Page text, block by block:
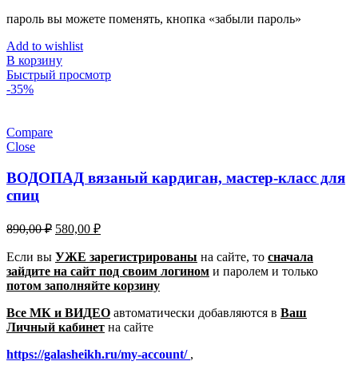
пароль вы можете поменять, кнопка «забыли пароль»
Add to wishlist
В корзину
Быстрый просмотр
-35%
Compare
Close
ВОДОПАД вязаный кардиган, мастер-класс для
спиц
890,00₽ Первоначальная
составляла
890,00 ₽.
580,00 ₽Текущая
580,00 ₽.
Если вы УЖЕ зарегистрированы на сайте, то сначала
зайдите на сайт под своим логином и паролем и только
потом заполняйте корзину
Все МК и ВИДЕО автоматически добавляются в Ваш
Личный кабинет на сайте
https://galasheikh.ru/my-account/ ,